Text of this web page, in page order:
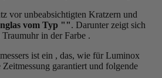
vor unbeabsichtigten Kratzern und
vom Typ "". Darunter zeigt sich
in der Farbe .
ist ein , das, wie für Luminox
garantiert und folgende